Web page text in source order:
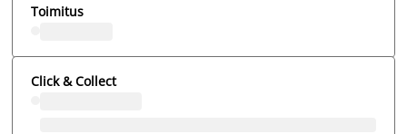
Toimitus
Click & Collect